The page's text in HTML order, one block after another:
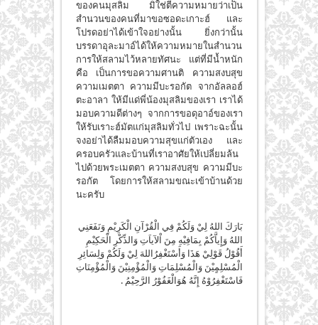
ของคนมุสลิม มิใช่ตีความหมายว่าเป็น
สำนวนของคนที่มาขอซอดะเกาะฮ์ และ
โปรดอย่าได้เข้าใจอย่างนั้น ยิ่งกว่านั้น
บรรดาอุละมาอ์ได้ให้ความหมายในสำนวน
การให้สลามไว้หลายทัศนะ แต่ที่มีน้ำหนัก
คือ เป็นการขอความศานติ ความสงบสุข
ความเมตตา ความมีบะรอกัต จากอัลลอฮ์
ตะอาลา ให้มีแด่พี่น้องมุสลิมของเรา เราได้
มอบความดีต่างๆ จากการขอดุอาอ์ของเรา
ให้รับเราะฮ์มัตแก่มุสลิมทั่วไป เพราะฉะนั้น
จงอย่าได้ลืมมอบความสุขแก่ตัวเอง และ
ครอบครัวและบ้านที่เราอาศัยให้เปลี่ยมล้น
ไปด้วยพระเมตตา ความสงบสุข ความมีบะ
รอกัต โดยการให้สลามขณะเข้าบ้านด้วย
นะครับ
بَارَكَ اللهُ لِيْ وَلَكُمْ فِي الْقُرْآنِ الْكَرِيْمِ وَنَفَعَنِي
اللهُ وَإِياَّكُمْ بِمَافِيْهِ مِنَ اْلآياَتِ وَالذِّكْرِ الْحَكِيْمِ
أَقُوْلُ قَوْلِيْ هَذَا وَأَسْتَغْفِرُاللهَ لِيْ وَلَكُمْ وَلِسَائِرِ
الْمُسْلِمٍيْنَ وَالْمُسْلِمَاتِ وَالْمُؤْمِنِيْنَ وَالْمُؤْمِنَاتِ
فَاسْتَغْفِرُوْهُ إِنَّهُ هُوَالْغَفُوْرُ الرَّحِيْمُ .